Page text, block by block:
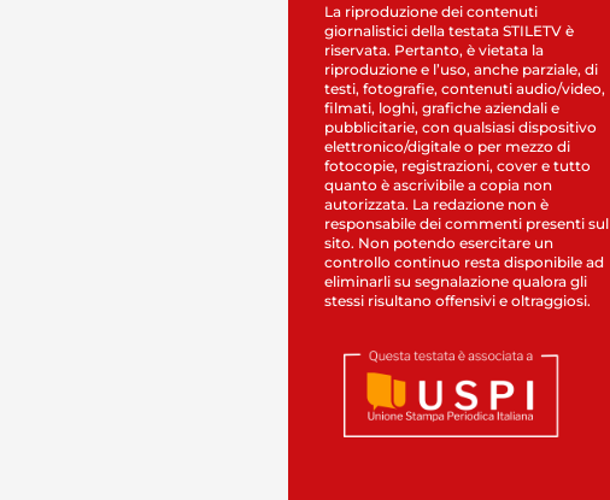
La riproduzione dei contenuti
giornalistici della testata STILETV è
riservata. Pertanto, è vietata la
riproduzione e l’uso, anche parziale, di
testi, fotografie, contenuti audio/video,
filmati, loghi, grafiche aziendali e
pubblicitarie, con qualsiasi dispositivo
elettronico/digitale o per mezzo di
fotocopie, registrazioni, cover e tutto
quanto è ascrivibile a copia non
autorizzata. La redazione non è
responsabile dei commenti presenti sul
sito. Non potendo esercitare un
controllo continuo resta disponibile ad
eliminarli su segnalazione qualora gli
stessi risultano offensivi e oltraggiosi.